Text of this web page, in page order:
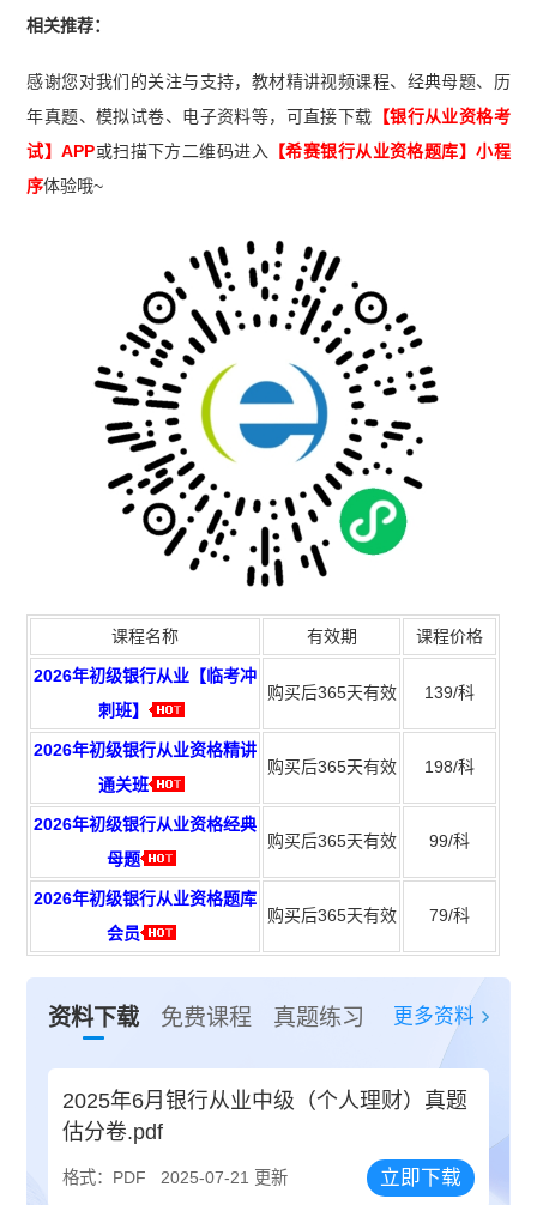
相关推荐：
感谢您对我们的关注与支持，教材精讲视频课程、经典母题、历
年真题、模拟试卷、电子资料等，可直接下载 【银行从业资格考
试】APP或扫描下方二维码进入 【希赛银行从业资格题库】小程
序体验哦~
课程名称 有效期 课程价格
2026年初级银行从业【临考冲
刺班】
购买后365天有效 139/科
2026年初级银行从业资格精讲
通关班
购买后365天有效 198/科
2026年初级银行从业资格经典
母题
购买后365天有效 99/科
2026年初级银行从业资格题库
会员
购买后365天有效 79/科
资料下载 免费课程 真题练习 更多资料
2025年6月银行从业中级（个人理财）真题
估分卷.pdf
格式：PDF 2025-07-21 更新 立即下载